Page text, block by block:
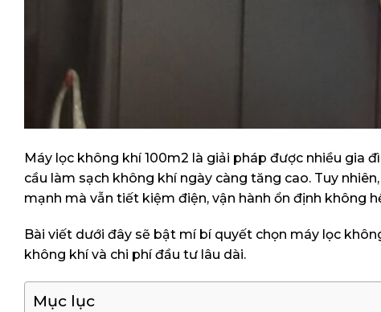
Máy lọc không khí 100m2 là giải pháp được nhiều gia
cầu làm sạch không khí ngày càng tăng cao. Tuy
mạnh mà vẫn tiết kiệm điện, vận hành ổn định không
Bài viết dưới đây sẽ bật mí bí quyết chọn máy lọc
không khí và chi phí đầu tư lâu dài.
Mục lục